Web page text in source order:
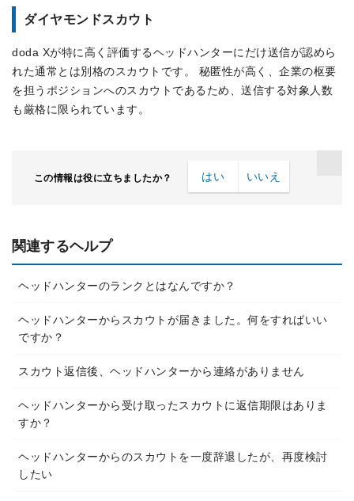
ダイヤモンドスカウト
doda Xが特に高く評価するヘッドハンターにだけ送信が認めら
れた通常とは別格のスカウトです。 秘匿性が高く、企業の枢要
を担うポジションへのスカウトであるため、送信する対象人数
も厳格に限られています。
この情報は役に立ちましたか？ はい いいえ
関連するヘルプ
ヘッドハンターのランクとはなんですか？
ヘッドハンターからスカウトが届きました。何をすればいい
ですか？
スカウト返信後、ヘッドハンターから連絡がありません
ヘッドハンターから受け取ったスカウトに返信期限はありま
すか？
ヘッドハンターからのスカウトを一度辞退したが、再度検討
したい